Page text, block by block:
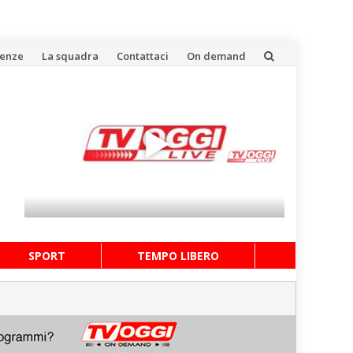
La squadra Contattaci On demand
SPORT TEMPO LIBERO